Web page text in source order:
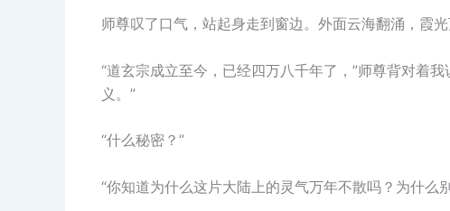
师尊叹了口气，站起身走到窗边。外面云海翻涌，霞
“道玄宗成立至今，已经四万八千年了，”师尊背对着
义。”
“什么秘密？”
“你知道为什么这片大陆上的灵气万年不散吗？为什